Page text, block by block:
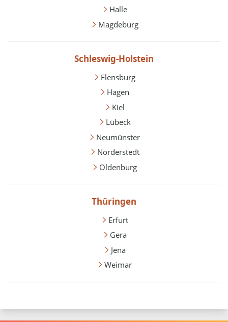
Halle
Magdeburg
Schleswig-Holstein
Flensburg
Hagen
Kiel
Lübeck
Neumünster
Norderstedt
Oldenburg
Thüringen
Erfurt
Gera
Jena
Weimar